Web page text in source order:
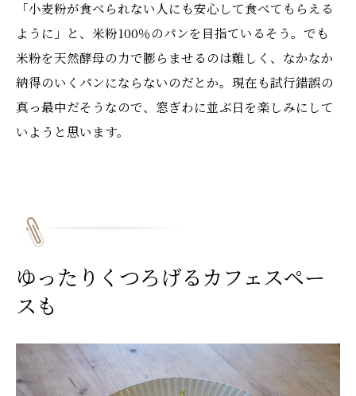
「小麦粉が食べられない人にも安心して食べてもらえる
ように」と、米粉100％のパンを目指ているそう。でも
米粉を天然酵母の力で膨らませるのは難しく、なかなか
納得のいくパンにならないのだとか。現在も試行錯誤の
真っ最中だそうなので、窓ぎわに並ぶ日を楽しみにして
いようと思います。
ゆったりくつろげるカフェスペー
スも